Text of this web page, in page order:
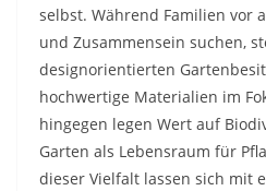
selbst. Während Familien vor
und Zusammensein suchen,
designorientierten
hochwertige Materialien im
hingegen legen Wert auf
Garten als Lebensraum für
dieser Vielfalt lassen sich mit